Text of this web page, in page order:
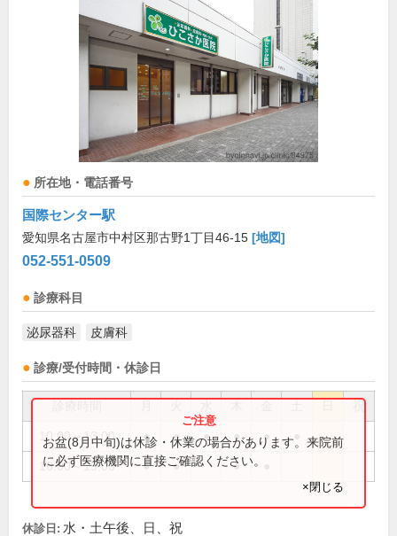
所在地・電話番号
国際センター駅
愛知県名古屋市中村区那古野1丁目46-15 [地図]
052-551-0509
診療科目
泌尿器科 皮膚科
診療/受付時間・休診日
祝
10:00～13:00 ● ● ● ● ●
16:00～19:00 ● ● ●
お盆(8月中旬)は休診・休業の場合があります。来院前
に必ず医療機関に直接ご確認ください。
×閉じる
休診日: 水・土午後、日、祝